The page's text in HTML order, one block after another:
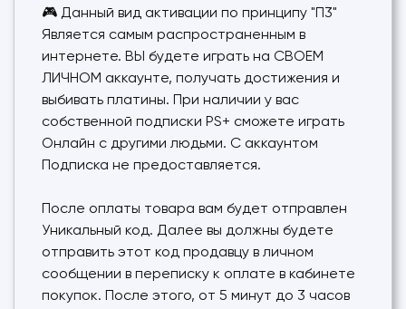
🎮 Данный вид активации по принципу "П3"
Является самым распространенным в
интернете. ВЫ будете играть на СВОЕМ
ЛИЧНОМ аккаунте, получать достижения и
выбивать платины. При наличии у вас
собственной подписки PS+ сможете играть
Онлайн с другими людьми. С аккаунтом
Подписка не предоставляется.
После оплаты товара вам будет отправлен
Уникальный код. Далее вы должны будете
отправить этот код продавцу в личном
сообщении в переписку к оплате в кабинете
покупок. После этого, от 5 минут до 3 часов